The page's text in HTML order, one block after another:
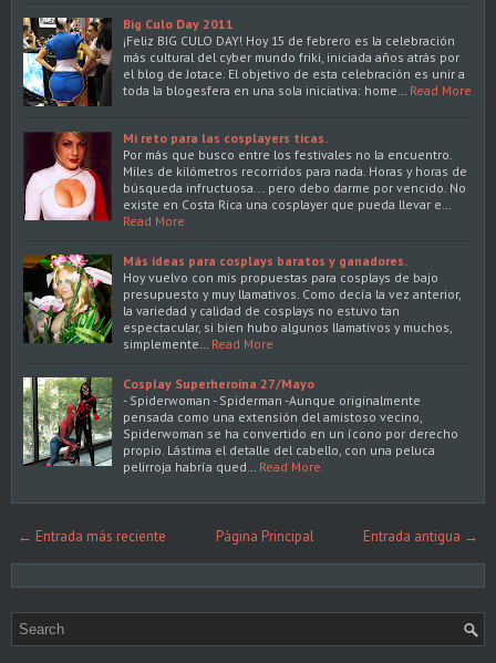
Big Culo Day 2011
¡Feliz BIG CULO DAY! Hoy 15 de febrero es la celebración
más cultural del cyber mundo friki, iniciada años atrás por
el blog de Jotace. El objetivo de esta celebración es unir a
toda la blogesfera en una sola iniciativa: home…
Read More
Mi reto para las cosplayers ticas.
Por más que busco entre los festivales no la encuentro.
Miles de kilómetros recorridos para nada. Horas y horas de
búsqueda infructuosa... pero debo darme por vencido. No
existe en Costa Rica una cosplayer que pueda llevar e…
Read More
Más ideas para cosplays baratos y ganadores.
Hoy vuelvo con mis propuestas para cosplays de bajo
presupuesto y muy llamativos. Como decía la vez anterior,
la variedad y calidad de cosplays no estuvo tan
espectacular, si bien hubo algunos llamativos y muchos,
simplemente…
Read More
Cosplay Superheroina 27/Mayo
- Spiderwoman - Spiderman -Aunque originalmente
pensada como una extensión del amistoso vecino,
Spiderwoman se ha convertido en un ícono por derecho
propio. Lástima el detalle del cabello, con una peluca
pelirroja habría qued…
Read More
← Entrada más reciente Entrada antigua →
Página Principal